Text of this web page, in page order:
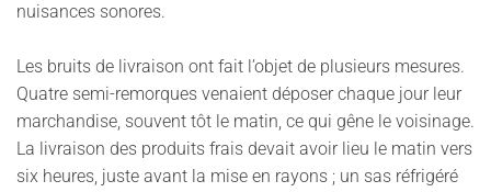
nuisances sonores.
Les bruits de livraison ont fait l’objet de plusieurs mesures.
Quatre semi-remorques venaient déposer chaque jour leur
marchandise, souvent tôt le matin, ce qui gêne le voisinage.
La livraison des produits frais devait avoir lieu le matin vers
six heures, juste avant la mise en rayons ; un sas réfrigéré